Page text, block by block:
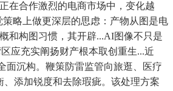
在合作激烈的电商市场中，变化越
略上做更深层的思虑：产物从图是电
和构图习惯，其开辟...AI图像不只是
应充实阐扬财产根本取创重生...近
面沉构。鞭策防雷监管向旅逛、医疗
添加锐度和去除瑕疵。该处理方案